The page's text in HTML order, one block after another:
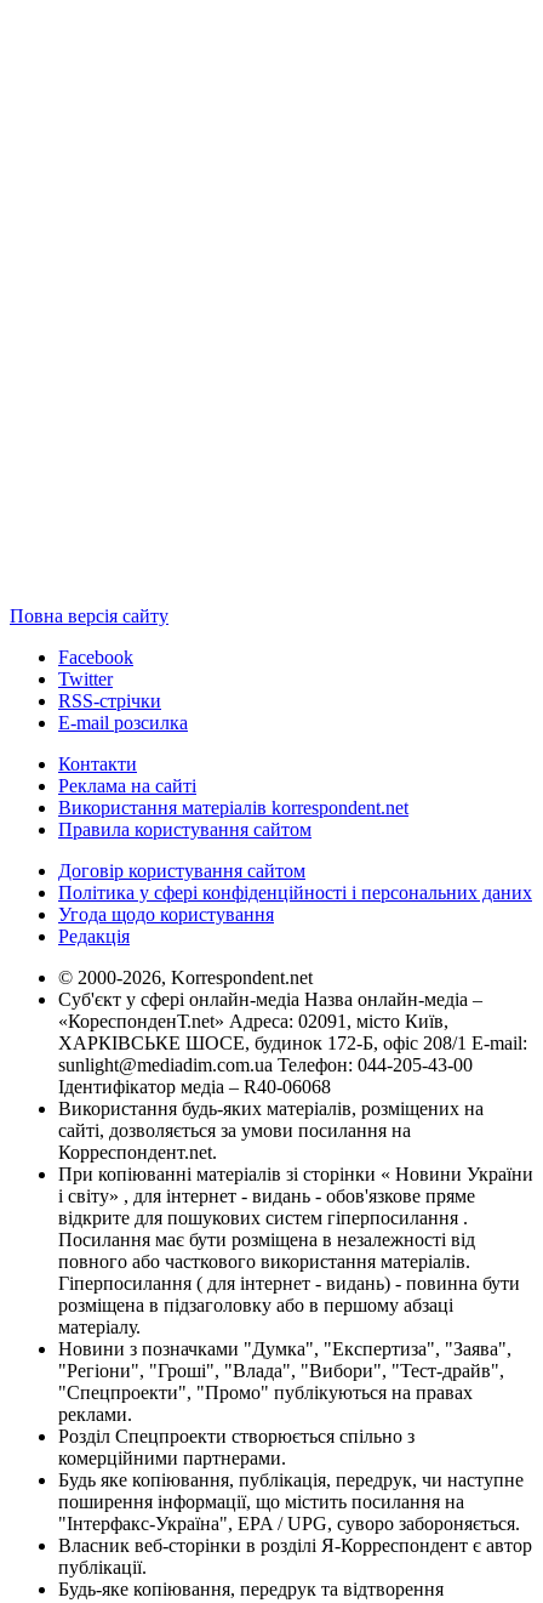
Повна версія сайту
Facebook
Twitter
RSS-стрічки
E-mail розсилка
Контакти
Реклама на сайті
Використання матеріалів korrespondent.net
Правила користування сайтом
Договір користування сайтом
Політика у сфері конфіденційності і персональних даних
Угода щодо користування
Редакція
© 2000-2026, Korrespondent.net
Суб'єкт у сфері онлайн-медіа Назва онлайн-медіа –
«КореспонденТ.net» Адреса: 02091, місто Київ,
ХАРКІВСЬКЕ ШОСЕ, будинок 172-Б, офіс 208/1 E-mail:
sunlight@mediadim.com.ua Телефон: 044-205-43-00
Ідентифікатор медіа – R40-06068
Використання будь-яких матеріалів, розміщених на
сайті, дозволяється за умови посилання на
Корреспондент.net.
При копіюванні матеріалів зі сторінки « Новини України
і світу» , для інтернет - видань - обов'язкове пряме
відкрите для пошукових систем гіперпосилання .
Посилання має бути розміщена в незалежності від
повного або часткового використання матеріалів.
Гіперпосилання ( для інтернет - видань) - повинна бути
розміщена в підзаголовку або в першому абзаці
матеріалу.
Новини з позначками "Думка", "Експертиза", "Заява",
"Регіони", "Гроші", "Влада", "Вибори", "Тест-драйв",
"Спецпроекти", "Промо" публікуються на правах
реклами.
Розділ Спецпроекти створюється спільно з
комерційними партнерами.
Будь яке копіювання, публікація, передрук, чи наступне
поширення інформації, що містить посилання на
"Інтерфакс-Україна", EPA / UPG, суворо забороняється.
Власник веб-сторінки в розділі Я-Корреспондент є автор
публікації.
Будь-яке копіювання, передрук та відтворення